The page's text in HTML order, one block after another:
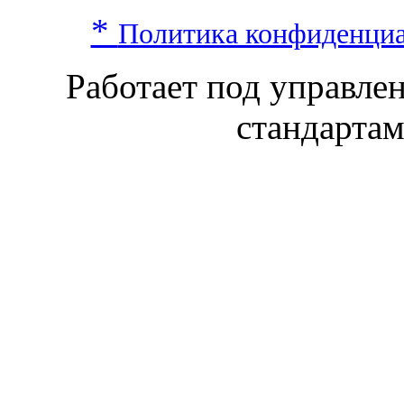
* Политика
Работает под